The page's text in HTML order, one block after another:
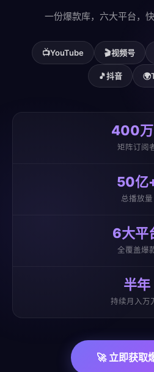
一份爆款库，六大平台，
📺YouTube 🎬视频号
🎵抖音 🌍
400
矩阵订阅
50亿
总播放量
6大平
全覆盖爆
半年
持续月入万
🚀 立即获取